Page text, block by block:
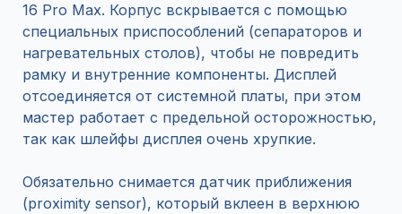
16 Pro Max. Корпус вскрывается с помощью
специальных приспособлений (сепараторов и
нагревательных столов), чтобы не повредить
рамку и внутренние компоненты. Дисплей
отсоединяется от системной платы, при этом
мастер работает с предельной осторожностью,
так как шлейфы дисплея очень хрупкие.
Обязательно снимается датчик приближения
(proximity sensor), который вклеен в верхнюю